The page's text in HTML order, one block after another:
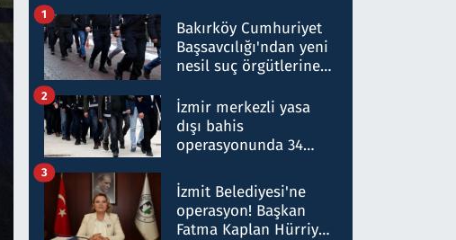
Bakırköy Cumhuriyet
Başsavcılığı'ndan yeni
nesil suç örgütlerine
hakkında gözaltı kararı
1
İzmir merkezli yasa
dışı bahis
operasyonunda 34
Milyar liralık para
trafiği tespit edildi
2
İzmit Belediyesi'ne
operasyon! Başkan
Fatma Kaplan Hürriyet
3